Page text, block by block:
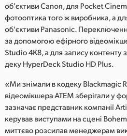
об'єктиви Canon, для Pocket
фотооптика того ж виробника, а
об'єктиви Panasonic.
за допомогою ефірного
Studio 4K8, а для запису контенту
деку HyperDeck Studio HD Plus.
«Ми знімали в кодеку Blackmagic
відеомікшера ATEM зберігали у
зазначає представник компанії
керував виступами на сцені
миттєво розсилав менеджерам